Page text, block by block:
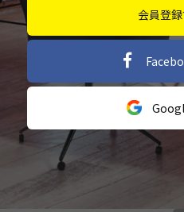
会員登